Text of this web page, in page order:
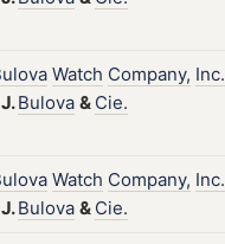
Watch Company, Inc.
J.Bulova & Cie.
Watch Company, Inc.
J.Bulova & Cie.